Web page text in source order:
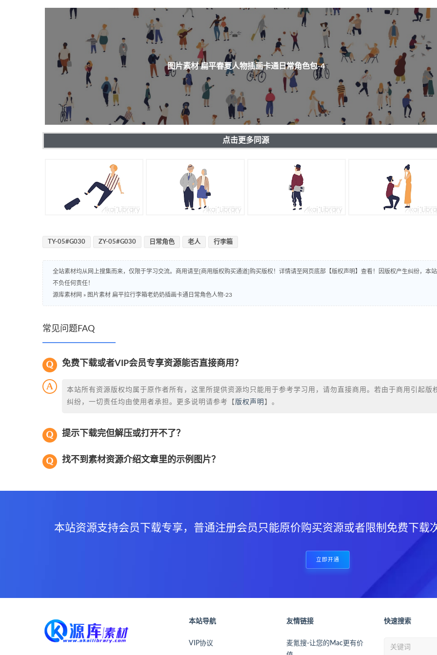
图片素材 扁平春夏人物插画卡通日常角色包-4
点击更多同源
TY-05#G030 ZY-05#G030 日常角色 老人 行李箱
全站素材均从网上搜集而来，仅限于学习交流。商用请至[商用版权购买通道]购买版权！详情请至网页底部【版权声明】查看！因版权产生纠纷，本站
不负任何责任！
源库素材网 » 图片素材 扁平拉行李箱老奶奶插画卡通日常角色人物-23
常见问题FAQ
免费下载或者VIP会员专享资源能否直接商用？
本站所有资源版权均属于原作者所有，这里所提供资源均只能用于参考学习用，请勿直接商用。若由于商用引起版
纠纷，一切责任均由使用者承担。更多说明请参考【 版权声明 】。
提示下载完但解压或打开不了？
找不到素材资源介绍文章里的示例图片？
本站资源支持会员下载专享，普通注册会员只能原价购买资源或者限制免费下载
立即开通
本站导航
VIP协议
友情链接
麦氪搜-让您的Mac更有价
快速搜索